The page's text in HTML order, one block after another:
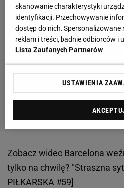
Zobacz wideo Barcelona
tylko na chwilę? "Straszna
PIŁKARSKA #59]
skanowanie charakterystyki
identyfikacji. Przechowywanie
dostęp do nich. Spersonalizowane
reklam i treści, badnie odbiorców i
Lista Zaufanych Partnerów
USTAWIENIA